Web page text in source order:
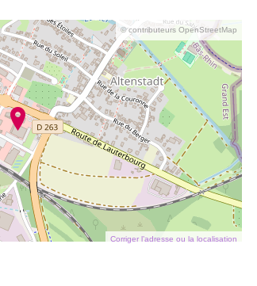
© contributeurs OpenStreetMap
Corriger l’adresse ou la localisation